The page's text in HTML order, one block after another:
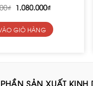
₫ Original
price
was:
1.200.000₫.
1.080.000₫Current
price
is:
1.080.000₫.
GIỎ HÀNG
SẢN XUẤT KINH